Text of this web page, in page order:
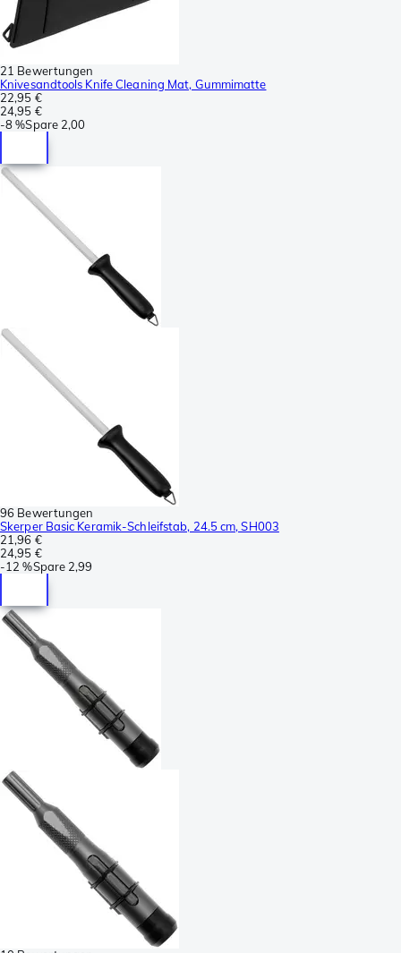
21 Bewertungen
Knivesandtools Knife Cleaning Mat, Gummimatte
22,95 €
24,95 €
-8 %Spare 2,00
96 Bewertungen
Skerper Basic Keramik-Schleifstab, 24.5 cm, SH003
21,96 €
24,95 €
-12 %Spare 2,99